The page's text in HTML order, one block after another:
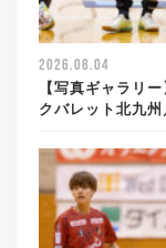
2026.08.04
【写真ギャラリ
クバレット北九